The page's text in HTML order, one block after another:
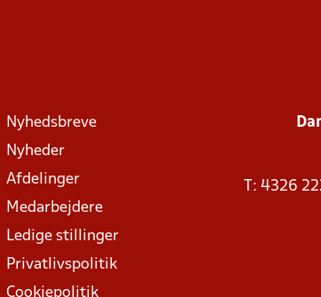
Nyhedsbreve
Nyheder
Afdelinger
Medarbejdere
Ledige stillinger
Privatlivspolitik
Cookiepolitik
T: 4326